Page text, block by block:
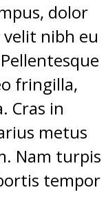
dolor
nibh eu
fringilla,
Cras in
metus
Nam turpis
tempor